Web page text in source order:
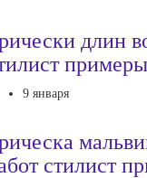
длин
примеры
9 января
стилист